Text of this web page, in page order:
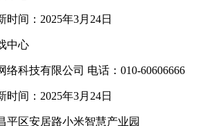
时间：2025年3月24日
中心
络科技有限公司 电话：010-60606666
时间：2025年3月24日
平区安居路小米智慧产业园